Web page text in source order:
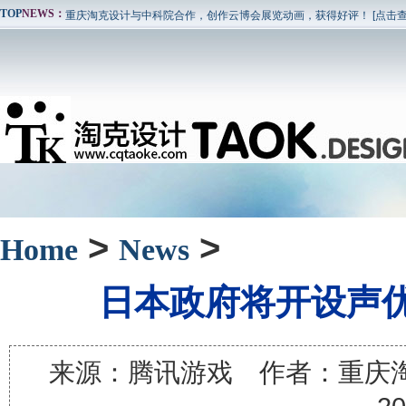
TOPNEWS： 重庆淘克设计与中科院合作，创作云博会展览动画，获得好评！ [点击
淘克设计为东方时代广场定制售房部动画 [点击查看全文]
重庆淘克设计与重庆仁安龙城国际合作，完成项目宣传片，并在影院
重庆淘克设计与诺基亚西门子合作，开发ipad界面，应用于基站动画
Home > News >
日本政府将开设声
来源：腾讯游戏 作者：重